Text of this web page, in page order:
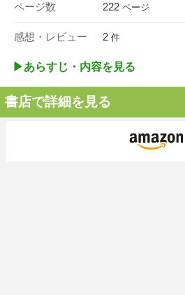
ページ数 222 ページ
感想・レビュー 2 件
▶︎あらすじ・内容を見る
書店で詳細を見る